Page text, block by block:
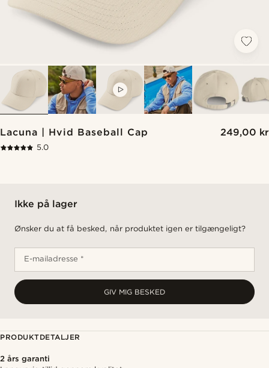
Lacuna | Hvid Baseball Cap 249,00 kr
5.0
Ikke på lager
Ønsker du at få besked, når produktet igen er tilgængeligt?
E-mailadresse *
GIV MIG BESKED
PRODUKTDETALJER
2 års garanti